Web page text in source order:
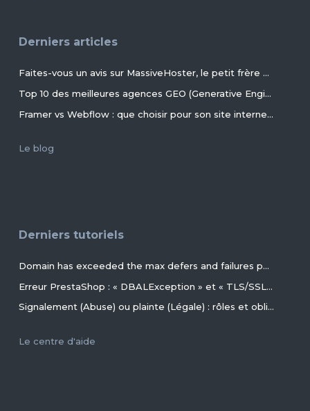
Derniers articles
Faites-vous un avis sur MassiveHoster, le petit frère d’EasyHoster incontournable pour les petits budgets !
Top 10 des meilleures agences GEO (Generative Engine Optimization) de France en 2026
Framer vs Webflow : que choisir pour son site internet ?
Le blog
Derniers tutoriels
Domain has exceeded the max defers and failures per hour (5/5 (100%)) allowed. Message discarded.
Erreur PrestaShop : « DBALException » et « TLS/SSL invalid directory » avec MariaDB 11.4+ en 2026+
Signalement (Abuse) ou plainte (Légale) : rôles et obligations des parties, conseils et procédures ?
Le centre d'aide